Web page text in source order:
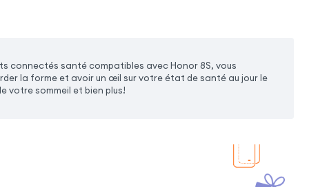
connectés santé compatibles avec Honor 8S, vous
la forme et avoir un œil sur votre état de santé au jour le
votre sommeil et bien plus!